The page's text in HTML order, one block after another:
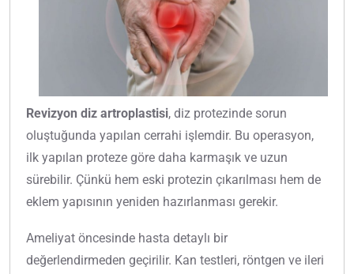
Revizyon diz artroplastisi, diz protezinde sorun
oluştuğunda yapılan cerrahi işlemdir. Bu operasyon,
ilk yapılan proteze göre daha karmaşık ve uzun
sürebilir. Çünkü hem eski protezin çıkarılması hem de
eklem yapısının yeniden hazırlanması gerekir.
Ameliyat öncesinde hasta detaylı bir
değerlendirmeden geçirilir. Kan testleri, röntgen ve ileri